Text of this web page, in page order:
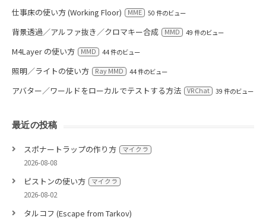
仕事床の使い方 (Working Floor) MME 50 件のビュー
背景透過／アルファ抜き／クロマキー合成 MMD 49 件のビュー
M4Layer の使い方 MMD 44 件のビュー
照明／ライトの使い方 Ray MMD 44 件のビュー
アバター／ワールドをローカルでテストする方法 VRChat 39 件のビュー
最近の投稿
スポナートラップの作り方 マイクラ
2026-08-08
ピストンの使い方 マイクラ
2026-08-02
タルコフ (Escape from Tarkov)